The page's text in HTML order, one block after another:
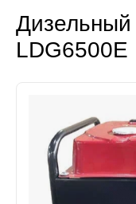
Дизельный
LDG6500E